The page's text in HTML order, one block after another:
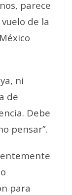
parece
de la
ni
de
Debe
pensar”.
para